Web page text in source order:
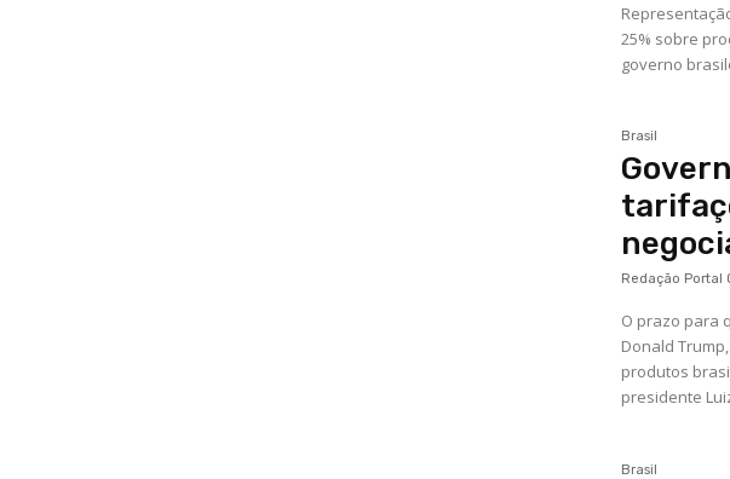
25% sobre
governo
Brasil
Redação Portal
O prazo para
Donald
produtos
presidente
Brasil